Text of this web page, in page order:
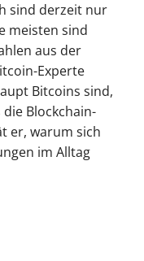
sind derzeit nur
meisten sind
aus der
Experte
Bitcoins sind,
Blockchain-
er, warum sich
im Alltag